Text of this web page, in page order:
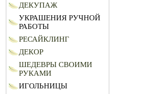
ДЕКУПАЖ
УКРАШЕНИЯ РУЧНОЙ
РАБОТЫ
РЕСАЙКЛИНГ
ДЕКОР
ШЕДЕВРЫ СВОИМИ
РУКАМИ
ИГОЛЬНИЦЫ